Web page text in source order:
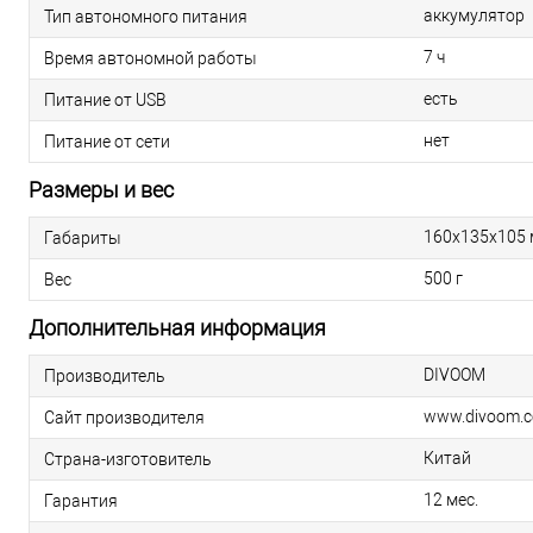
Тип автономного питания аккумулятор
Время автономной работы 7 ч
Питание от USB есть
Питание от сети нет
Размеры и вес
Габариты 160x135x105
Вес 500 г
Дополнительная информация
Производитель DIVOOM
Сайт производителя
Страна-изготовитель Китай
Гарантия 12 мес.